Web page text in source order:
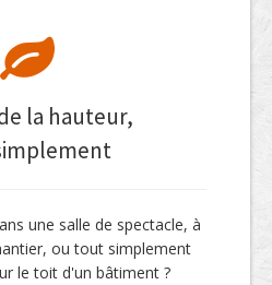
la hauteur,
une salle de spectacle, à
ou tout simplement
le toit d'un bâtiment ?